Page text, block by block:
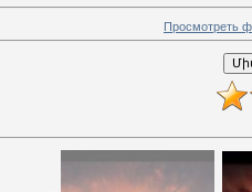
Просмотреть